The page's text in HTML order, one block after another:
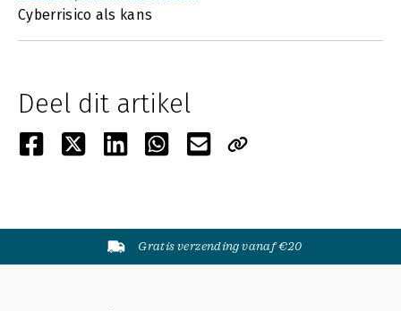
Cyberrisico als kans
Deel dit artikel
Gratis verzending vanaf €20